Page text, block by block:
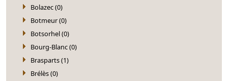
Bolazec (0)
Botmeur (0)
Botsorhel (0)
Bourg-Blanc (0)
Brasparts (1)
Brélès (0)